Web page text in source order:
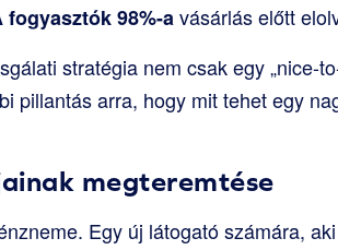
fogyasztók 98%-avásárlás előtt
stratégia nem csak egy „nice-
pillantás arra, hogy mit tehet egy
megteremtése
Egy új látogató számára,